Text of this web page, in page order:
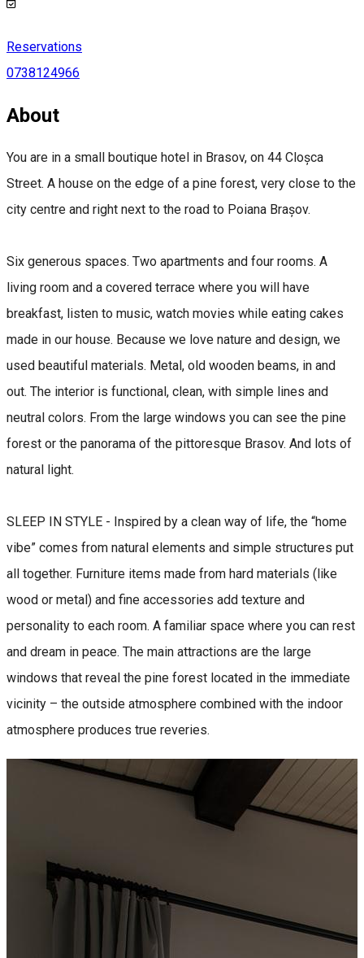
Reservations
0738124966
About
You are in a small boutique hotel in Brasov, on 44 Cloșca
Street. A house on the edge of a pine forest, very close to the
city centre and right next to the road to Poiana Brașov.
Six generous spaces. Two apartments and four rooms. A
living room and a covered terrace where you will have
breakfast, listen to music, watch movies while eating cakes
made in our house. Because we love nature and design, we
used beautiful materials. Metal, old wooden beams, in and
out. The interior is functional, clean, with simple lines and
neutral colors. From the large windows you can see the pine
forest or the panorama of the pittoresque Brasov. And lots of
natural light.
SLEEP IN STYLE - Inspired by a clean way of life, the “home
vibe” comes from natural elements and simple structures put
all together. Furniture items made from hard materials (like
wood or metal) and fine accessories add texture and
personality to each room. A familiar space where you can rest
and dream in peace. The main attractions are the large
windows that reveal the pine forest located in the immediate
vicinity – the outside atmosphere combined with the indoor
atmosphere produces true reveries.